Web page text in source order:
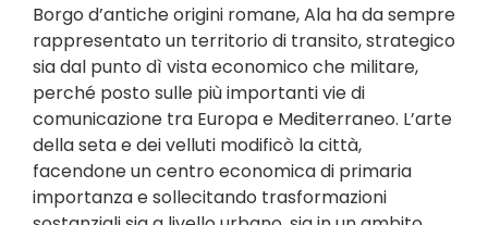
Borgo d’antiche origini romane, Ala ha da sempre
rappresentato un territorio di transito, strategico
sia dal punto dì vista economico che militare,
perché posto sulle più importanti vie di
comunicazione tra Europa e Mediterraneo. L’arte
della seta e dei velluti modificò la città,
facendone un centro economica di primaria
importanza e sollecitando trasformazioni